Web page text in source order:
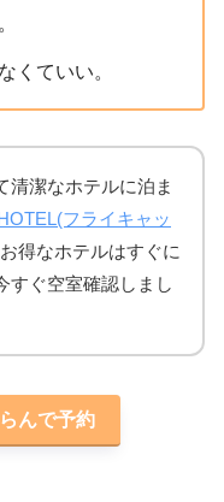
くていい。
清潔なホテルに泊ま
フライキャッ
得なホテルはすぐに
すぐ空室確認しまし
んで予約